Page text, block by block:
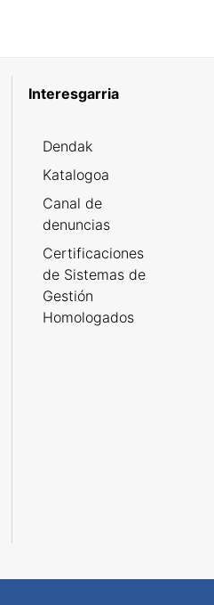
Interesgarria
Dendak
Katalogoa
Canal de
denuncias
Certificaciones
de Sistemas de
Gestión
Homologados